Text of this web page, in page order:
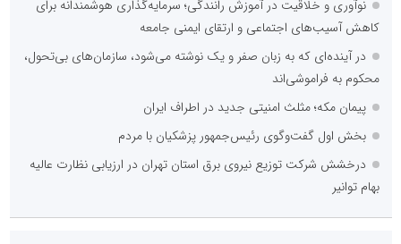
نوآوری و خلاقیت در آموزش رانندگی؛ سرمایه‌گذاری هوشمندانه برای
کاهش آسیب‌های اجتماعی و ارتقای ایمنی جامعه
در آینده‌ای که به زبان صفر و یک نوشته می‌شود، سازمان‌های بی‌تحول،
محکوم به فراموشی‌اند
پیمان مکه؛ مثلث امنیتی جدید در اطراف ایران
بخش اول گفت‌وگوی رئیس‌جمهور پزشکیان با مردم
درخشش شرکت توزیع نیروی برق استان تهران در ارزیابی نظارت عالیه
بهام توانیر